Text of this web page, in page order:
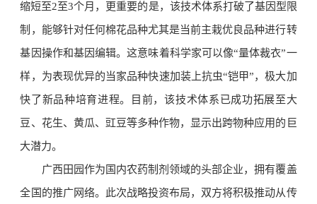
缩短至2至3个月，更重要的是，该技术体系打破了基因型限
制，能够针对任何棉花品种尤其是当前主栽优良品种进行转
基因操作和基因编辑。这意味着科学家可以像“量体裁衣”一
样，为表现优异的当家品种快速加装上抗虫“铠甲”，极大加
快了新品种培育进程。目前，该技术体系已成功拓展至大
豆、花生、黄瓜、豇豆等多种作物，显示出跨物种应用的巨
大潜力。
广西田园作为国内农药制剂领域的头部企业，拥有覆盖
全国的推广网络。此次战略投资布局，双方将积极推动从传